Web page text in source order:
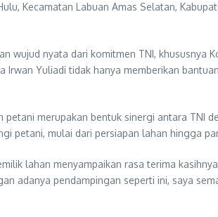
Kecamatan Labuan Amas Selatan,
wujud nyata dari komitmen TNI,
Irwan Yuliadi tidak hanya memberikan
petani merupakan bentuk sinergi antara TNI
petani, mulai dari persiapan lahan hingga
lahan menyampaikan rasa terima
adanya pendampingan seperti ini, saya